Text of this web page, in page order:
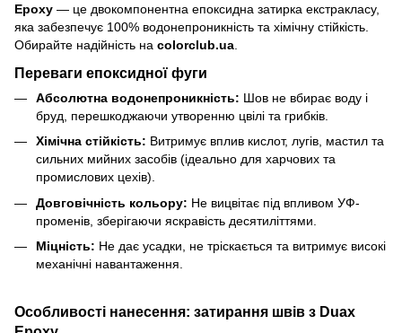
Epoxy — це двокомпонентна епоксидна затирка екстракласу,
яка забезпечує 100% водонепроникність та хімічну стійкість.
Обирайте надійність на colorclub.ua
Переваги епоксидної фуги
Абсолютна водонепроникність: Шов не вбирає воду і
бруд, перешкоджаючи утворенню цвілі та грибків.
Хімічна стійкість: Витримує вплив кислот, лугів, мастил та
сильних мийних засобів (ідеально для харчових та
промислових цехів).
Довговічність кольору: Не вицвітає під впливом УФ-
променів, зберігаючи яскравість десятиліттями.
Міцність: Не дає усадки, не тріскається та витримує високі
механічні навантаження.
Особливості нанесення: затирання швів з Duax